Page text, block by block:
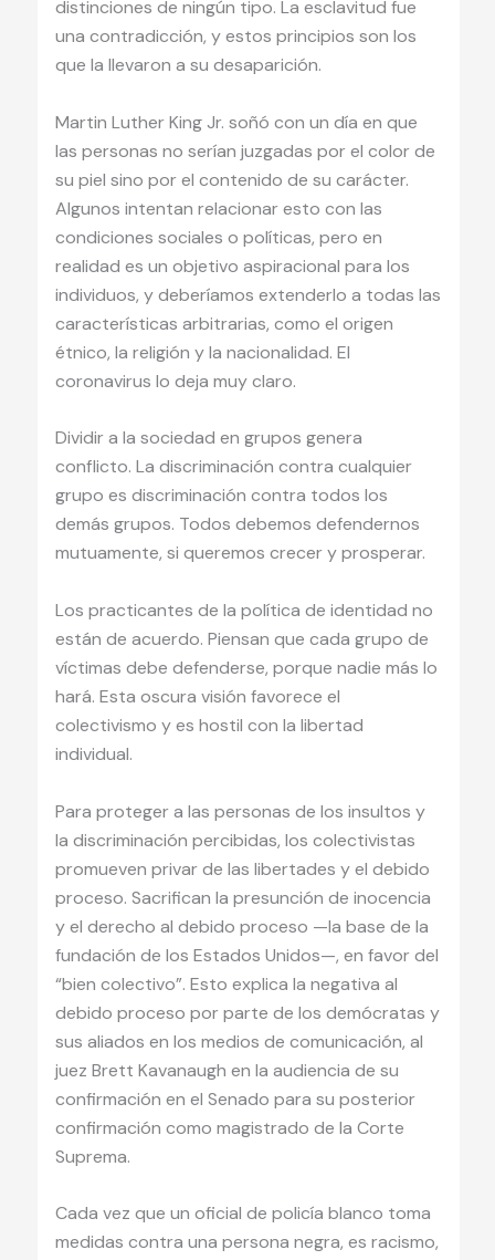
distinciones de ningún tipo. La esclavitud fue
una contradicción, y estos principios son los
que la llevaron a su desaparición.
Martin Luther King Jr. soñó con un día en que
las personas no serían juzgadas por el color de
su piel sino por el contenido de su carácter.
Algunos intentan relacionar esto con las
condiciones sociales o políticas, pero en
realidad es un objetivo aspiracional para los
individuos, y deberíamos extenderlo a todas las
características arbitrarias, como el origen
étnico, la religión y la nacionalidad. El
coronavirus lo deja muy claro.
Dividir a la sociedad en grupos genera
conflicto. La discriminación contra cualquier
grupo es discriminación contra todos los
demás grupos. Todos debemos defendernos
mutuamente, si queremos crecer y prosperar.
Los practicantes de la política de identidad no
están de acuerdo. Piensan que cada grupo de
víctimas debe defenderse, porque nadie más lo
hará. Esta oscura visión favorece el
colectivismo y es hostil con la libertad
individual.
Para proteger a las personas de los insultos y
la discriminación percibidas, los colectivistas
promueven privar de las libertades y el debido
proceso. Sacrifican la presunción de inocencia
y el derecho al debido proceso —la base de la
fundación de los Estados Unidos—, en favor del
“bien colectivo”. Esto explica la negativa al
debido proceso por parte de los demócratas y
sus aliados en los medios de comunicación, al
juez Brett Kavanaugh en la audiencia de su
confirmación en el Senado para su posterior
confirmación como magistrado de la Corte
Suprema.
Cada vez que un oficial de policía blanco toma
medidas contra una persona negra, es racismo,